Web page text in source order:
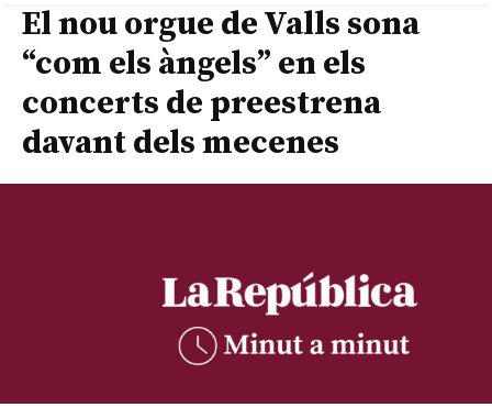
El nou orgue de Valls sona
“com els àngels” en els
concerts de preestrena
davant dels mecenes